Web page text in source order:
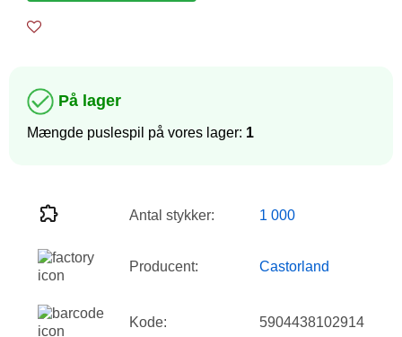
På lager
Mængde puslespil på vores lager: 1
Antal stykker: 1 000
Producent: Castorland
Kode: 5904438102914